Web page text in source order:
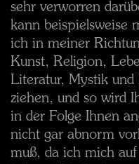
sehr verworren
kann beispielsweise
ich in meiner
Kunst, Religion,
Literatur, Mystik
ziehen, und so wird
in der Folge Ihnen
nicht gar abnorm
muß, da ich mich